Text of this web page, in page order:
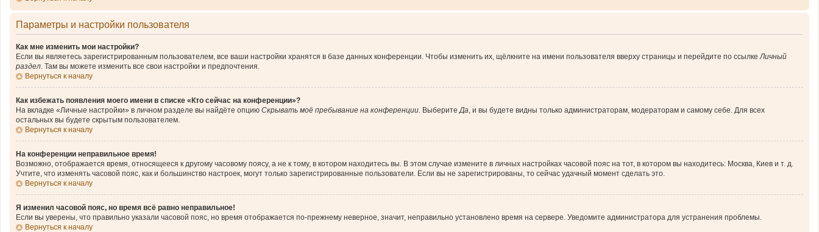
Параметры и настройки пользователя
Как мне изменить мои настройки?
Если вы являетесь зарегистрированным пользователем, все ваши настройки хранятся в базе данных конференции. Чтобы изменить их, щёлкните на имени пользователя вверху страницы и перейдите по ссылке Личный
раздел . Там вы можете изменить все свои настройки и предпочтения.
Вернуться к началу
Как избежать появления моего имени в списке «Кто сейчас на конференции»?
На вкладке «Личные настройки» в личном разделе вы найдёте опцию Скрывать моё пребывание на конференции . Выберите Да , и вы будете видны только администраторам, модераторам и самому себе. Для всех
остальных вы будете скрытым пользователем.
Вернуться к началу
На конференции неправильное время!
Возможно, отображается время, относящееся к другому часовому поясу, а не к тому, в котором находитесь вы. В этом случае измените в личных настройках часовой пояс на тот, в котором вы находитесь: Москва, Киев и т. д.
Учтите, что изменять часовой пояс, как и большинство настроек, могут только зарегистрированные пользователи. Если вы не зарегистрированы, то сейчас удачный момент сделать это.
Вернуться к началу
Я изменил часовой пояс, но время всё равно неправильное!
Если вы уверены, что правильно указали часовой пояс, но время отображается по-прежнему неверное, значит, неправильно установлено время на сервере. Уведомите администратора для устранения проблемы.
Вернуться к началу